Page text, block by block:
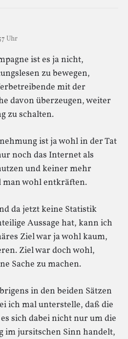
Uhr
ist es ja nicht,
zu bewegen,
mit der
davon überzeugen, weiter
zu schalten.
ist ja wohl in der Tat
noch das Internet als
und keiner mehr
man wohl entkräften.
da jetzt keine Statistik
Aussage hat, kann ich
Ziel war ja wohl kaum,
Ziel war doch wohl,
Sache zu machen.
in den beiden Sätzen
ich mal unterstelle, daß die
sich dabei nicht nur um die
im jursitschen Sinn handelt,